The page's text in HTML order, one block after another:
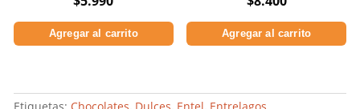
Agregar al carrito Agregar al carrito